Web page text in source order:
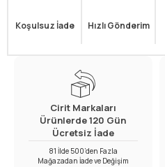
Koşulsuz İade Hızlı Gönderim
Cirit Markaları
Ürünlerde 120 Gün
Ücretsiz İade
81 İlde 500’den Fazla
Mağazadan İade ve Değişim